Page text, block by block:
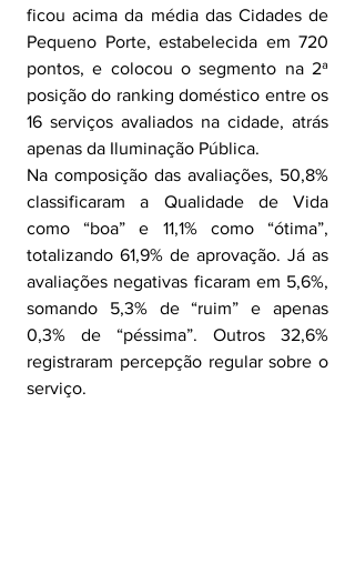
ficou acima da média das Cidades de
Pequeno Porte, estabelecida em 720
pontos, e colocou o segmento na 2ª
posição do ranking doméstico entre os
16 serviços avaliados na cidade, atrás
apenas da Iluminação Pública.
Na composição das avaliações, 50,8%
classificaram a Qualidade de Vida
como “boa” e 11,1% como “ótima”,
totalizando 61,9% de aprovação. Já as
avaliações negativas ficaram em 5,6%,
somando 5,3% de “ruim” e apenas
0,3% de “péssima”. Outros 32,6%
registraram percepção regular sobre o
serviço.